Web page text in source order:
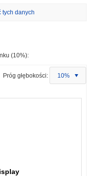
tych danych
(10%):
Próg głębokości: 10%